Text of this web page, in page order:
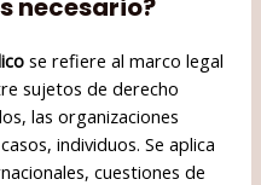
necesario?
se refiere al marco legal
sujetos de derecho
las organizaciones
individuos. Se aplica
cuestiones de